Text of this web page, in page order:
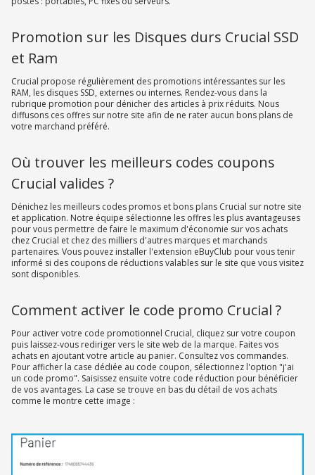
Promotion sur les Disques durs Crucial SSD
et Ram
Crucial propose régulièrement des promotions intéressantes sur les
RAM, les disques SSD, externes ou internes. Rendez-vous dans la
rubrique promotion pour dénicher des articles à prix réduits. Nous
diffusons ces offres sur notre site afin de ne rater aucun bons plans de
votre marchand préféré.
Où trouver les meilleurs codes coupons
Crucial valides ?
Dénichez les meilleurs codes promos et bons plans Crucial sur notre site
et application. Notre équipe sélectionne les offres les plus avantageuses
pour vous permettre de faire le maximum d'économie sur vos achats
chez Crucial et chez des milliers d'autres marques et marchands
partenaires. Vous pouvez installer l'extension eBuyClub pour vous tenir
informé si des coupons de réductions valables sur le site que vous visitez
sont disponibles.
Comment activer le code promo Crucial ?
Pour activer votre code promotionnel Crucial, cliquez sur votre coupon
puis laissez-vous rediriger vers le site web de la marque. Faites vos
achats en ajoutant votre article au panier. Consultez vos commandes.
Pour afficher la case dédiée au code coupon, sélectionnez l'option "j'ai
un code promo". Saisissez ensuite votre code réduction pour bénéficier
de vos avantages. La case se trouve en bas du détail de vos achats
comme le montre cette image :